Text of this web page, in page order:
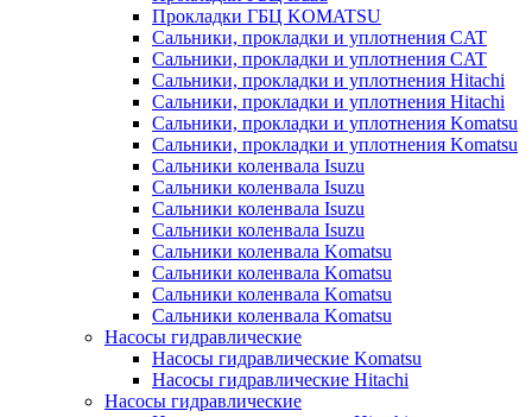
Прокладки ГБЦ KOMATSU
Сальники, прокладки и уплотнения CAT
Сальники, прокладки и уплотнения CAT
Сальники, прокладки и уплотнения Hitachi
Сальники, прокладки и уплотнения Hitachi
Сальники, прокладки и уплотнения Komatsu
Сальники, прокладки и уплотнения Komatsu
Сальники коленвала Isuzu
Сальники коленвала Isuzu
Сальники коленвала Isuzu
Сальники коленвала Isuzu
Сальники коленвала Komatsu
Сальники коленвала Komatsu
Сальники коленвала Komatsu
Сальники коленвала Komatsu
Насосы гидравлические
Насосы гидравлические Komatsu
Насосы гидравлические Hitachi
Насосы гидравлические